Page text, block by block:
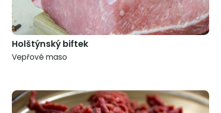
Holštýnský biftek
Vepřové maso